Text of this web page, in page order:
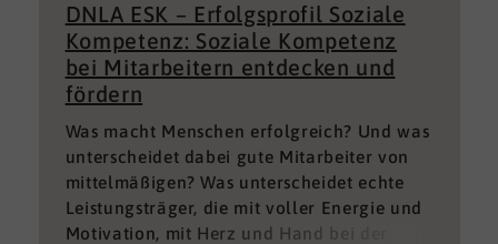
DNLA ESK – Erfolgsprofil Soziale
Kompetenz: Soziale Kompetenz
bei Mitarbeitern entdecken und
fördern
Was macht Menschen erfolgreich? Und was
unterscheidet dabei gute Mitarbeiter von
mittelmäßigen? Was unterscheidet echte
Leistungsträger, die mit voller Energie und
Motivation, mit Herz und Hand bei der